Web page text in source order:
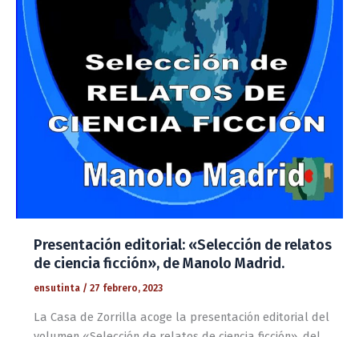
Presentación editorial: «Selección de relatos
de ciencia ficción», de Manolo Madrid.
ensutinta / 27 febrero, 2023
La Casa de Zorrilla acoge la presentación editorial del